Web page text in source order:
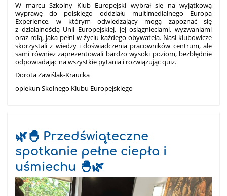
W marcu Szkolny Klub Europejski wybrał się na wyjątkową
wyprawę do polskiego oddziału multimedialnego Europa
Experience, w którym odwiedzający mogą zapoznać się
z działalnością Unii Europejskiej, jej osiągnieciami, wyzwaniami
oraz rolą, jaka pełni w życiu każdego obywatela. Nasi klubowicze
skorzystali z wiedzy i doświadczenia pracowników centrum, ale
sami również zaprezentowali bardzo wysoki poziom, bezbłędnie
odpowiadając na wszystkie pytania i rozwiązując quiz.
Dorota Zawiślak-Kraucka
opiekun Skolnego Klubu Europejskiego
🌿🐣 Przedświąteczne
spotkanie pełne ciepła i
uśmiechu 🐣🌿